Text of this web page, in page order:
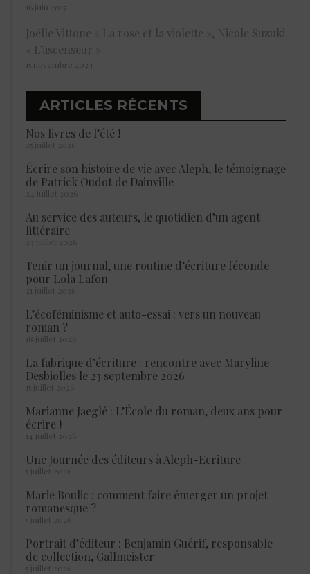
16 juin 2015
Joëlle Vittone « La rose et la violette », Nicole Suzuki
« L’ascenseur »
15 novembre 2023
ARTICLES RÉCENTS
Nos livres de l’été !
25 juillet 2026
Écrire son histoire de vie avec Aleph, le témoignage
de Patrick Oudot de Dainville
24 juillet 2026
Au service des auteurs, le quotidien d’un agent
littéraire
23 juillet 2026
Tenir un journal, une routine d’écriture féconde
pour Lola Lafon
21 juillet 2026
L’écoféminisme et auto-essai : vers un nouveau
roman ?
18 juillet 2026
La fabrique d’écriture : rencontre avec Maryline
Desbiolles le 23 septembre 2026
15 juillet 2026
Marianne Jaeglé : L’École du roman, deux ans pour
écrire !
14 juillet 2026
Une Journée des éditeurs à Aleph-Ecriture
5 juillet 2026
Marie Boulic : comment faire émerger un projet
romanesque ?
5 juillet 2026
Portrait d’éditeur : Benjamin Guérif, responsable
de collection, Gallmeister
5 juillet 2026